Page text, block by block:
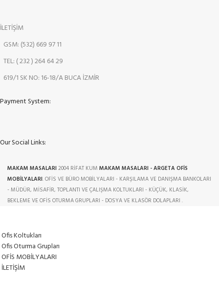
İLETİŞİM
GSM: (532) 669 97 11
TEL: ( 232 ) 264 64 29
619/1 SK NO: 16-18/A BUCA İZMİR
Payment System:
Our Social Links:
MAKAM MASALARI 2004 RİFAT KUM MAKAM MASALARI - ARGETA OFİS
MOBİLYALARI. OFİS VE BÜRO MOBİLYALARI - KARŞILAMA VE DANIŞMA BANKOLARI
- MÜDÜR, MİSAFİR, TOPLANTI VE ÇALIŞMA KOLTUKLARI - KÜÇÜK, KLASİK,
BEKLEME VE OFİS OTURMA GRUPLARI - DOSYA VE KLASÖR DOLAPLARI .
Ofis Koltukları
Ofis Oturma Grupları
OFİS MOBİLYALARI
İLETİŞİM